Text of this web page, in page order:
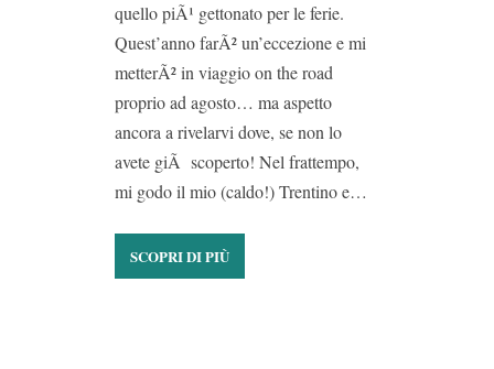
quello piÃ¹ gettonato per le ferie.
Quest’anno farÃ² un’eccezione e mi
metterÃ² in viaggio on the road
proprio ad agosto… ma aspetto
ancora a rivelarvi dove, se non lo
avete giÃ scoperto! Nel frattempo,
mi godo il mio (caldo!) Trentino e…
SCOPRI DI PIÙ